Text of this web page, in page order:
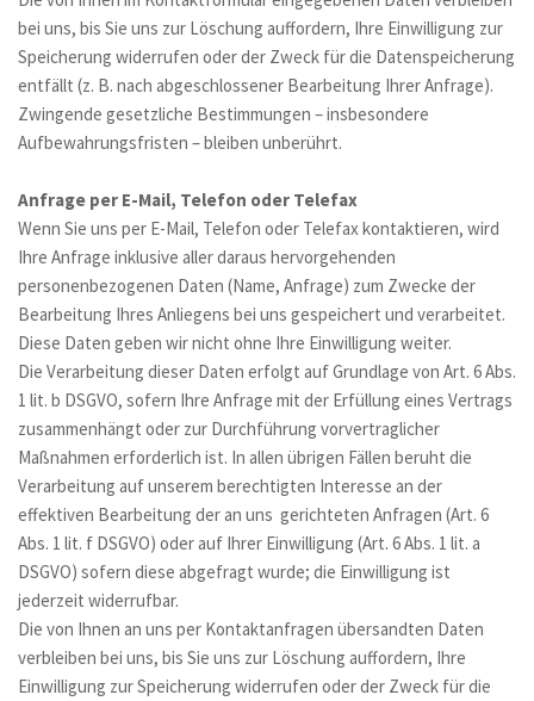
bei uns, bis Sie uns zur Löschung auffordern, Ihre Einwilligung zur
Speicherung widerrufen oder der Zweck für die Datenspeicherung
entfällt (z. B. nach abgeschlossener Bearbeitung Ihrer Anfrage).
Zwingende gesetzliche Bestimmungen – insbesondere
Aufbewahrungsfristen – bleiben unberührt.
Anfrage per E-Mail, Telefon oder Telefax
Wenn Sie uns per E-Mail, Telefon oder Telefax kontaktieren, wird
Ihre Anfrage inklusive aller daraus hervorgehenden
personenbezogenen Daten (Name, Anfrage) zum Zwecke der
Bearbeitung Ihres Anliegens bei uns gespeichert und verarbeitet.
Diese Daten geben wir nicht ohne Ihre Einwilligung weiter.
Die Verarbeitung dieser Daten erfolgt auf Grundlage von Art. 6 Abs.
1 lit. b DSGVO, sofern Ihre Anfrage mit der Erfüllung eines Vertrags
zusammenhängt oder zur Durchführung vorvertraglicher
Maßnahmen erforderlich ist. In allen übrigen Fällen beruht die
Verarbeitung auf unserem berechtigten Interesse an der
effektiven Bearbeitung der an uns  gerichteten Anfragen (Art. 6
Abs. 1 lit. f DSGVO) oder auf Ihrer Einwilligung (Art. 6 Abs. 1 lit. a
DSGVO) sofern diese abgefragt wurde; die Einwilligung ist
jederzeit widerrufbar.
Die von Ihnen an uns per Kontaktanfragen übersandten Daten
verbleiben bei uns, bis Sie uns zur Löschung auffordern, Ihre
Einwilligung zur Speicherung widerrufen oder der Zweck für die